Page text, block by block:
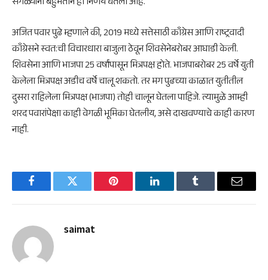
अजित पवार पुढे म्हणाले की, 2019 मध्ये सत्तेसाठी काँग्रेस आणि राष्ट्रवादी
काँग्रेसने स्वत:ची विचारधारा बाजुला ठेवून शिवसेनेबरोबर आघाडी केली.
शिवसेना आणि भाजपा 25 वर्षांपासून मित्रपक्ष होते. भाजपाबरोबर 25 वर्षे युती
केलेला मित्रपक्ष अडीच वर्षे चालू शकतो. तर मग पुढच्या काळात युतीतील
दुसरा राहिलेला मित्रपक्ष (भाजपा) तोही चालून घेतला पाहिजे. त्यामुळे आम्ही
शरद पवारांपेक्षा काही वेगळी भूमिका घेतलीय, असे दाखवण्याचे काही कारण
नाही.
FacebookTwitter Pinterest LinkedInTumblr Email
saimat